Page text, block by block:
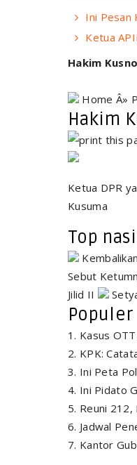
Ini Pesan
Ketua
Hakim
Home Â»
Hakim
Ketua DPR
Kusuma
Top
Sebut
Jilid II
Populer
Kasus
KPK:
Ini Peta
Ini Pidato
Reuni 212,
Jadwal
Kantor